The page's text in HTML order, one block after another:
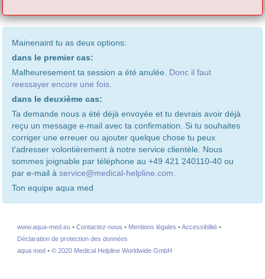
Mainenaint tu as deux options:
dans le premier cas:
Malheuresement ta session a été anulée. Donc il faut
reessayer encore une fois.
dans le deuxième cas:
Ta demande nous a été déjà envoyée et tu devrais avoir déjà
reçu un message e-mail avec ta confirmation. Si tu souhaites
corriger une erreuer ou ajouter quelque chose tu peux
t'adresser volontièrement à notre service clientèle. Nous
sommes joignable par téléphone au +49 421 240110-40 ou
par e-mail à service@medical-helpline.com.
Ton equipe aqua med
www.aqua-med.eu • Contactez-nous • Mentions légales •Accessibilité •
Déclaration de protection des données
aqua med • © 2020 Medical Helpline Worldwide GmbH